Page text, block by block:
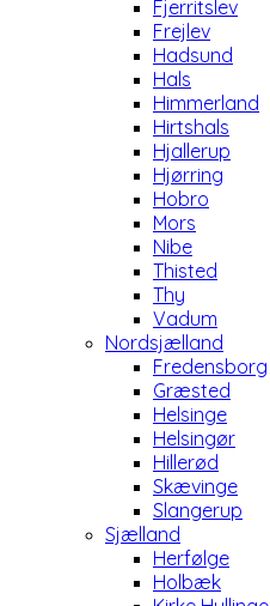
Fjerritslev
Frejlev
Hadsund
Hals
Himmerland
Hirtshals
Hjallerup
Hjørring
Hobro
Mors
Nibe
Thisted
Thy
Vadum
Nordsjælland
Fredensborg
Græsted
Helsinge
Helsingør
Hillerød
Skævinge
Slangerup
Sjælland
Herfølge
Holbæk